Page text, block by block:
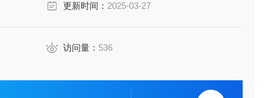
更新时间： 2025-03-27
访问量： 536